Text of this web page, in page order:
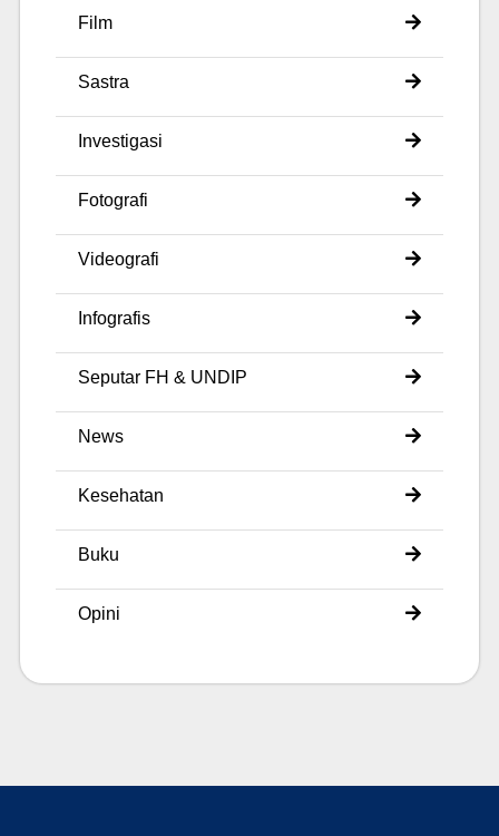
Film
Sastra
Investigasi
Fotografi
Videografi
Infografis
Seputar FH & UNDIP
News
Kesehatan
Buku
Opini